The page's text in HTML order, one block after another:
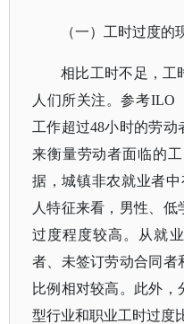
（一）工时过度的
相比工时不足，工
人们所关注。参考ILO
工作超过48小时的劳
来衡量劳动者面临的工
据，城镇非农就业者中
人特征来看，男性、
过度程度较高。从就
者、未签订劳动合同者
比例相对较高。此外
型行业和职业工时过度